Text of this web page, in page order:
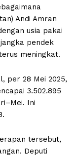
Andi Amran
usia pakai
pendek
meningkat.
per 28 Mei 2025,
3.502.895
Ini
tersebut,
Deputi